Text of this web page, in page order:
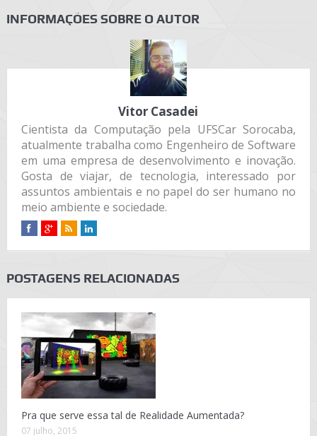
INFORMAÇÕES SOBRE O AUTOR
Vitor Casadei
Cientista da Computação pela UFSCar Sorocaba,
atualmente trabalha como Engenheiro de Software
em uma empresa de desenvolvimento e inovação.
Gosta de viajar, de tecnologia, interessado por
assuntos ambientais e no papel do ser humano no
meio ambiente e sociedade.
POSTAGENS RELACIONADAS
Pra que serve essa tal de Realidade Aumentada?
07 julho, 2015